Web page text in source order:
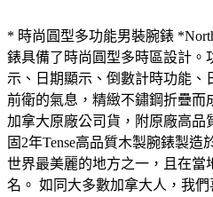
* 時尚圓型多功能男裝腕錶
錶具備了時尚圓型多時區設計。
示、日期顯示、倒數計時功能、
前衛的氣息，精緻不鏽鋼折疊而
加拿大原廠公司貨，附原廠高品
固2年Tense高品質木製腕錶製造
世界最美麗的地方之一，且在當
名。 如同大多數加拿大人，我